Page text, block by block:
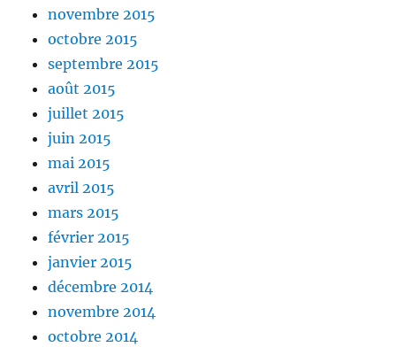
novembre 2015
octobre 2015
septembre 2015
août 2015
juillet 2015
juin 2015
mai 2015
avril 2015
mars 2015
février 2015
janvier 2015
décembre 2014
novembre 2014
octobre 2014